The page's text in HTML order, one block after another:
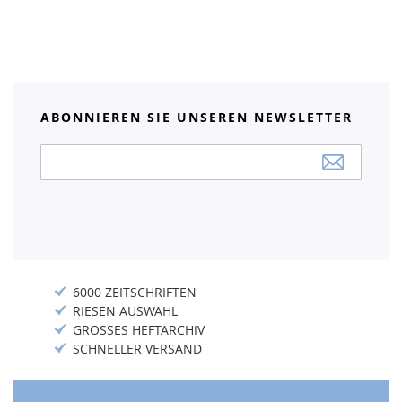
ABONNIEREN SIE UNSEREN NEWSLETTER
Newsletter:
6000 ZEITSCHRIFTEN
RIESEN AUSWAHL
GROSSES HEFTARCHIV
SCHNELLER VERSAND